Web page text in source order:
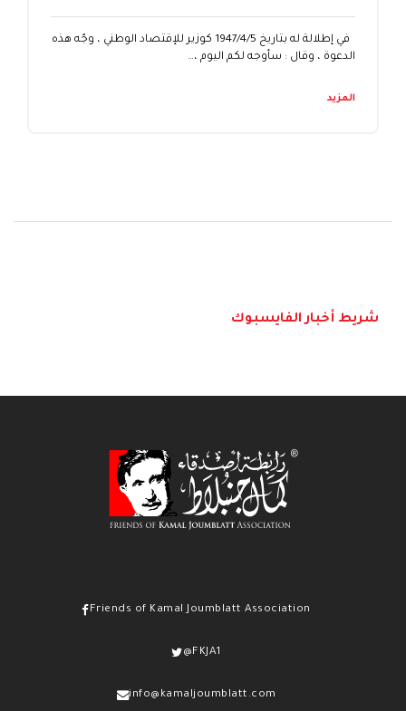
في إطلالة له بتاريخ 1947/4/5 كوزير للإقتصاد الوطني ، وجّه هذه
الدعوة ، وقال : سأوجه لكم اليوم ،…
المزيد
شريط أخبار الفايسبوك
Friends of Kamal Joumblatt Association
@FKJA1
info@kamaljoumblatt.com